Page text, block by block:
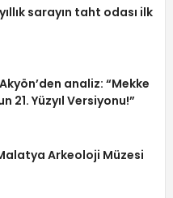
sarayın taht odası ilk
analiz: “Mekke
21. Yüzyıl Versiyonu!”
Arkeoloji Müzesi